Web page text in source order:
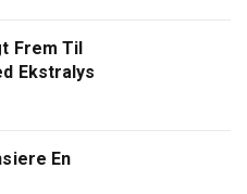
Frem Til
Ekstralys
En